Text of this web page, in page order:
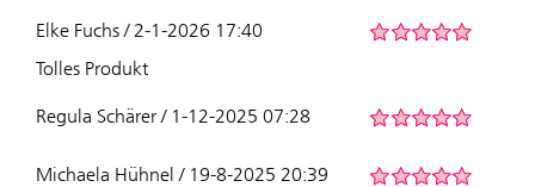
Elke Fuchs / 2-1-2026 17:40
Tolles Produkt
Regula Schärer / 1-12-2025 07:28
Michaela Hühnel / 19-8-2025 20:39